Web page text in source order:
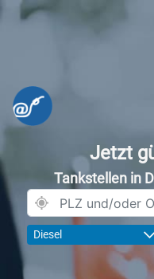
Jetzt
Tankstellen in
Diesel